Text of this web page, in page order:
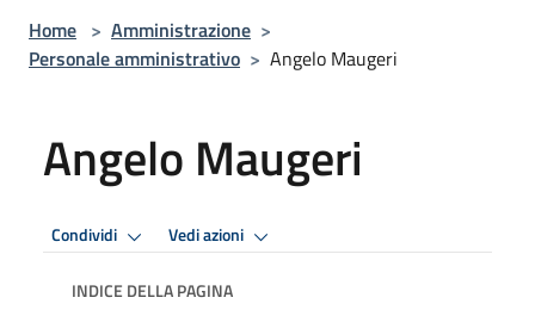
Home > Amministrazione >
Personale amministrativo > Angelo Maugeri
Angelo Maugeri
Condividi Vedi azioni
INDICE DELLA PAGINA